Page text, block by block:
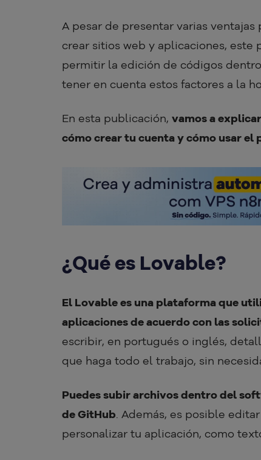
A pesar de presentar varias
crear sitios web y aplicaciones,
permitir la edición de códigos
tener en cuenta estos factores a la
En esta publicación, vamos a
cómo crear tu cuenta y cómo usar el
¿Qué es Lovable?
El Lovable es una plataforma que
aplicaciones de acuerdo con las
escribir, en portugués o inglés,
que haga todo el trabajo, sin
Puedes subir archivos dentro del
de GitHub. Además, es posible
personalizar tu aplicación, como